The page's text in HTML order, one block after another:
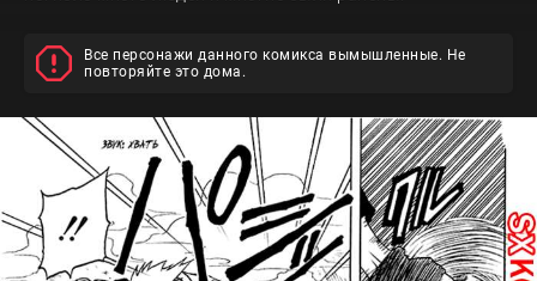
Все персонажи данного комикса вымышленные. Не
повторяйте это дома.